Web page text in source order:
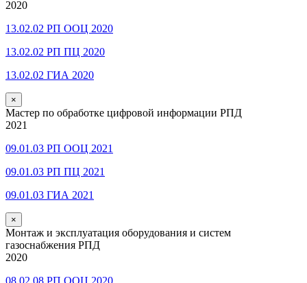
2020
13.02.02 РП ООЦ 2020
13.02.02 РП ПЦ 2020
13.02.02 ГИА 2020
×
Мастер по обработке цифровой информации РПД
2021
09.01.03 РП ООЦ 2021
09.01.03 РП ПЦ 2021
09.01.03 ГИА 2021
×
Монтаж и эксплуатация оборудования и систем
газоснабжения РПД
2020
08.02.08 РП ООЦ 2020